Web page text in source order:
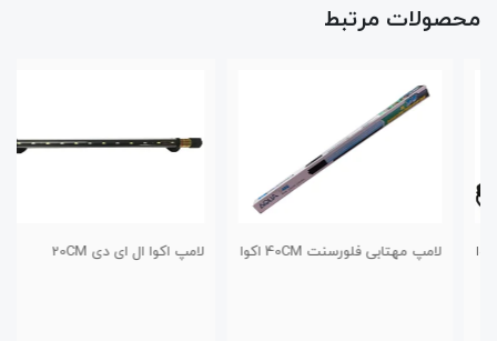
محصولات مرتبط
لامپ مهتابی فلورسنت 40CM اکوا لامپ اکوا ال ای دی 20CM